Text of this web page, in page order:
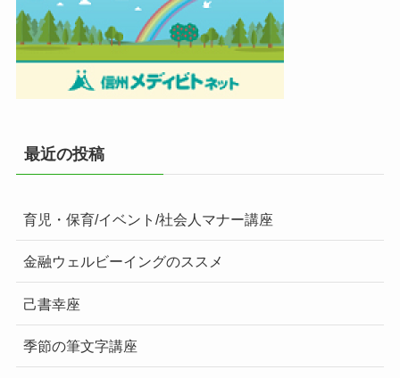
最近の投稿
育児・保育/イベント/社会人マナー講座
金融ウェルビーイングのススメ
己書幸座
季節の筆文字講座